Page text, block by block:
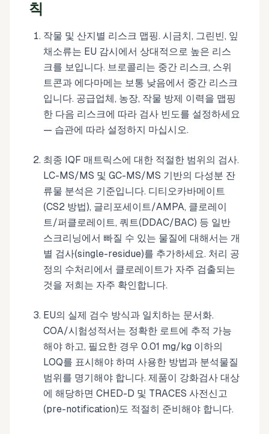
칙
작물 및 산지별 리스크 맵핑. 시금치, 그린빈, 잎
채소류는 EU 감시에서 상대적으로 높은 리스
크를 보입니다. 브로콜리는 중간 리스크, 스위
트콘과 에다마메는 보통 낮음에서 중간 리스크
입니다. 공급업체, 농장, 작물 방제 이력을 맵핑
한 다음 리스크에 따라 검사 빈도를 설정하세요
— 습관에 따라 설정하지 마십시오.
최종 IQF 매트릭스에 대한 적절한 범위의 검사.
LC-MS/MS 및 GC-MS/MS 기반의 다성분 잔
류물 분석은 기준입니다. 디티오카바메이트
(CS2 방법), 글리포세이트/AMPA, 클로레이
트/퍼클로레이트, 쿼트(DDAC/BAC) 등 일반
스크리닝에서 빠질 수 있는 물질에 대해서는 개
별 검사(single-residue)를 추가하세요. 처리 공
정의 수처리에서 클로레이트가 자주 검출되는
것을 저희는 자주 확인합니다.
EU의 실제 검수 방식과 일치하는 문서화.
COA/시험성적서는 정확한 로트에 추적 가능
해야 하고, 필요한 경우 0.01 mg/kg 이하의
LOQ를 표시해야 하며 사용한 방법과 분석물질
범위를 명기해야 합니다. 제품이 강화검사 대상
에 해당하면 CHED-D 및 TRACES 사전신고
(pre-notification)도 적절히 준비해야 합니다.